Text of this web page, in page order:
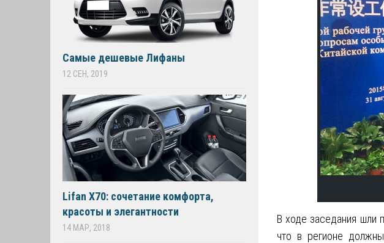
В ходе заседания шли
что в регионе
Самые дешевые Лифаны
12 СЕН, 2019
Lifan X70: сочетание комфорта,
красоты и элегантности
14 МАР, 2018